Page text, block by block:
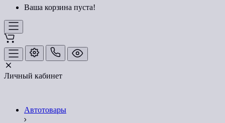
Ваша корзина пуста!
Личный кабинет
Автотовары